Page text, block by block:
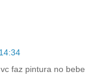
faz pintura no bebe